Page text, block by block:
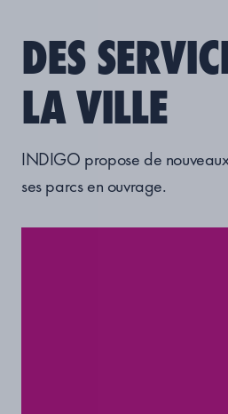
DES
LA VILLE
INDIGO propose de
ses parcs en ouvrage.